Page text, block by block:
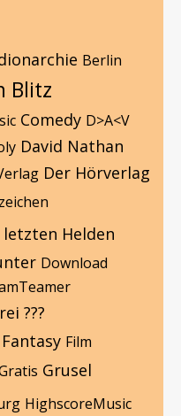
Berlin
Blitz
Comedy D>A<V
David Nathan
Der Hörverlag
letzten Helden
Download
???
Fantasy Film
Grusel
HighscoreMusic